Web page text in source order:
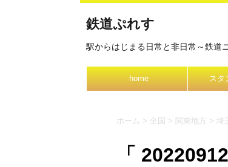
鉄道ぷれす
駅からはじまる日常と非日常～鉄道
home スタ
ホーム > 全国 > 関東地方 > 埼
「